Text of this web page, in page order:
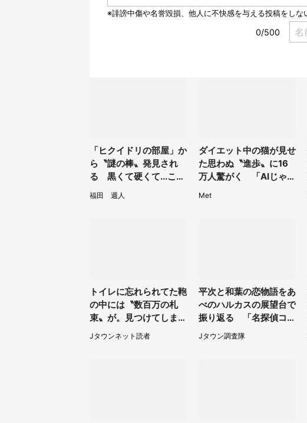
「ヒクイドリの部屋」か
ら〝謎の棒〟発見され
る 黒くて硬くて...これ
は何？動物園に聞く
福田 週人
ダイエット中の猫が見せ
た思わぬ〝進歩〟に16
万人驚がく 「AIじゃな
Met
トイレに忘れられてた鞄
の中には〝数百万の札
束〟が。見つけてしまっ
た私は慌てて...
Jタウンネット読者
平次と和葉の恋物語をあ
べのハルカスの展望台で
振り返る 「名探偵コナ
ン 衝空の晴天台（ハル
カス）」コラボメニュー
Jタウン調査隊